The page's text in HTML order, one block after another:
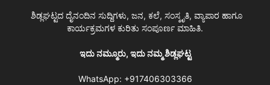
ಶಿಡ್ಲಘಟ್ಟದ ದೈನಂದಿನ ಸುದ್ದಿಗಳು, ಜನ, ಕಲೆ, ಸಂಸ್ಕೃತಿ, ವ್ಯಾಪಾರ ಹಾಗೂ
ಕಾರ್ಯಕ್ರಮಗಳ ಕುರಿತು ಸಂಪೂರ್ಣ ಮಾಹಿತಿ.
ಇದು ನಮ್ಮೂರು, ಇದು ನಮ್ಮ ಶಿಡ್ಲಘಟ್ಟ
WhatsApp: +917406303366